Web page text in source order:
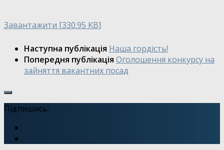
Завантажити [330.95 KB]
Наступна публікація Наша гордість!
Попередня публікація Оголошення конкурсу на
зайняття вакантних посад
Підпишись: